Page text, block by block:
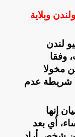
وبلاية
لندن
وفقا
مخولا
شريطة عدم
إنها
في الساعة 10:49 مساء، أي بعد